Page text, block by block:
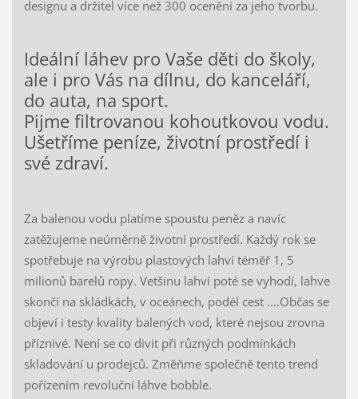
designu a držitel více než 300 ocenění za jeho tvorbu.
Ideální láhev pro Vaše děti do školy,
ale i pro Vás na dílnu, do kanceláří,
do auta, na sport.
Pijme filtrovanou kohoutkovou vodu.
Ušetříme peníze, životní prostředí i
své zdraví.
Za balenou vodu platíme spoustu peněz a navíc
zatěžujeme neúměrně životní prostředí. Každý rok se
spotřebuje na výrobu plastových lahví téměř 1, 5
milionů barelů ropy. Vetšinu lahví poté se vyhodí, lahve
skončí na skládkách, v oceánech, podél cest ....Občas se
objeví i testy kvality balených vod, které nejsou zrovna
příznivé. Není se co divit při různých podmínkách
skladování u prodejců. Změňme společně tento trend
pořízením revoluční láhve bobble.